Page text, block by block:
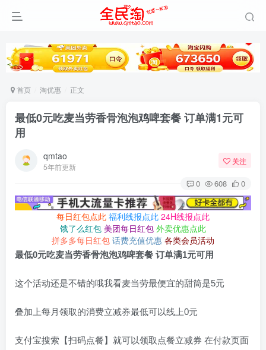
首页 淘优惠 正文
最低0元吃麦当劳香骨泡泡鸡啤套餐 订单满1元可
用
qmtao
5年前更新
关注
0 608 0
每日红包点此 福利线报点此 24H线报点此
饿了么红包 美团每日红包 外卖优惠点此
拼多多每日红包 话费充值优惠 各类会员活动
最低0元吃麦当劳香骨泡泡鸡啤套餐 订单满1元可用
这个活动还是不错的哦我看麦当劳最便宜的甜筒是5元
叠加上每月领取的消费立减券最低可以线上0元
支付宝搜索【扫码点餐】就可以领取点餐立减券 在付款页面